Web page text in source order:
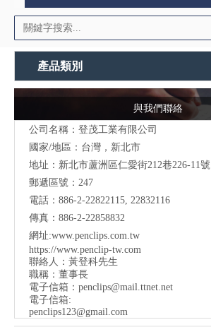
產品類別
與我們聯絡
公司名稱：登茂工業有限公司
國家/地區：台灣，新北市
地址： 新北市蘆洲區仁愛街212巷226-11號
郵遞區號：247
電話：886-2-22822115, 22832116
傳真：886-2-22858832
網址:www.penclips.com.tw
https://www.penclip-tw.com
聯絡人：黃登科先生
職稱：董事長
電子信箱： penclips@mail.ttnet.net
電子信箱:
penclips123@gmail.com